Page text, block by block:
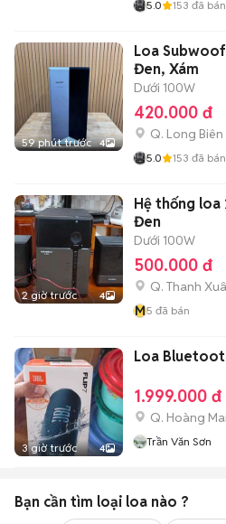
5.0 153 đã bán
59 phút trước 4
Loa
Đen, Xám
Dưới 100W
420.000 đ
Q. Long Biên
5.0 153 đã bán
2 giờ trước 4
Hệ thống loa
Đen
Dưới 100W
500.000 đ
Q. Thanh
M5 đã bán
3 giờ trước 4
Loa
1.999.000 đ
Q. Hoàng Mai
Trần Văn Sơn
Bạn cần tìm loại loa nào ?